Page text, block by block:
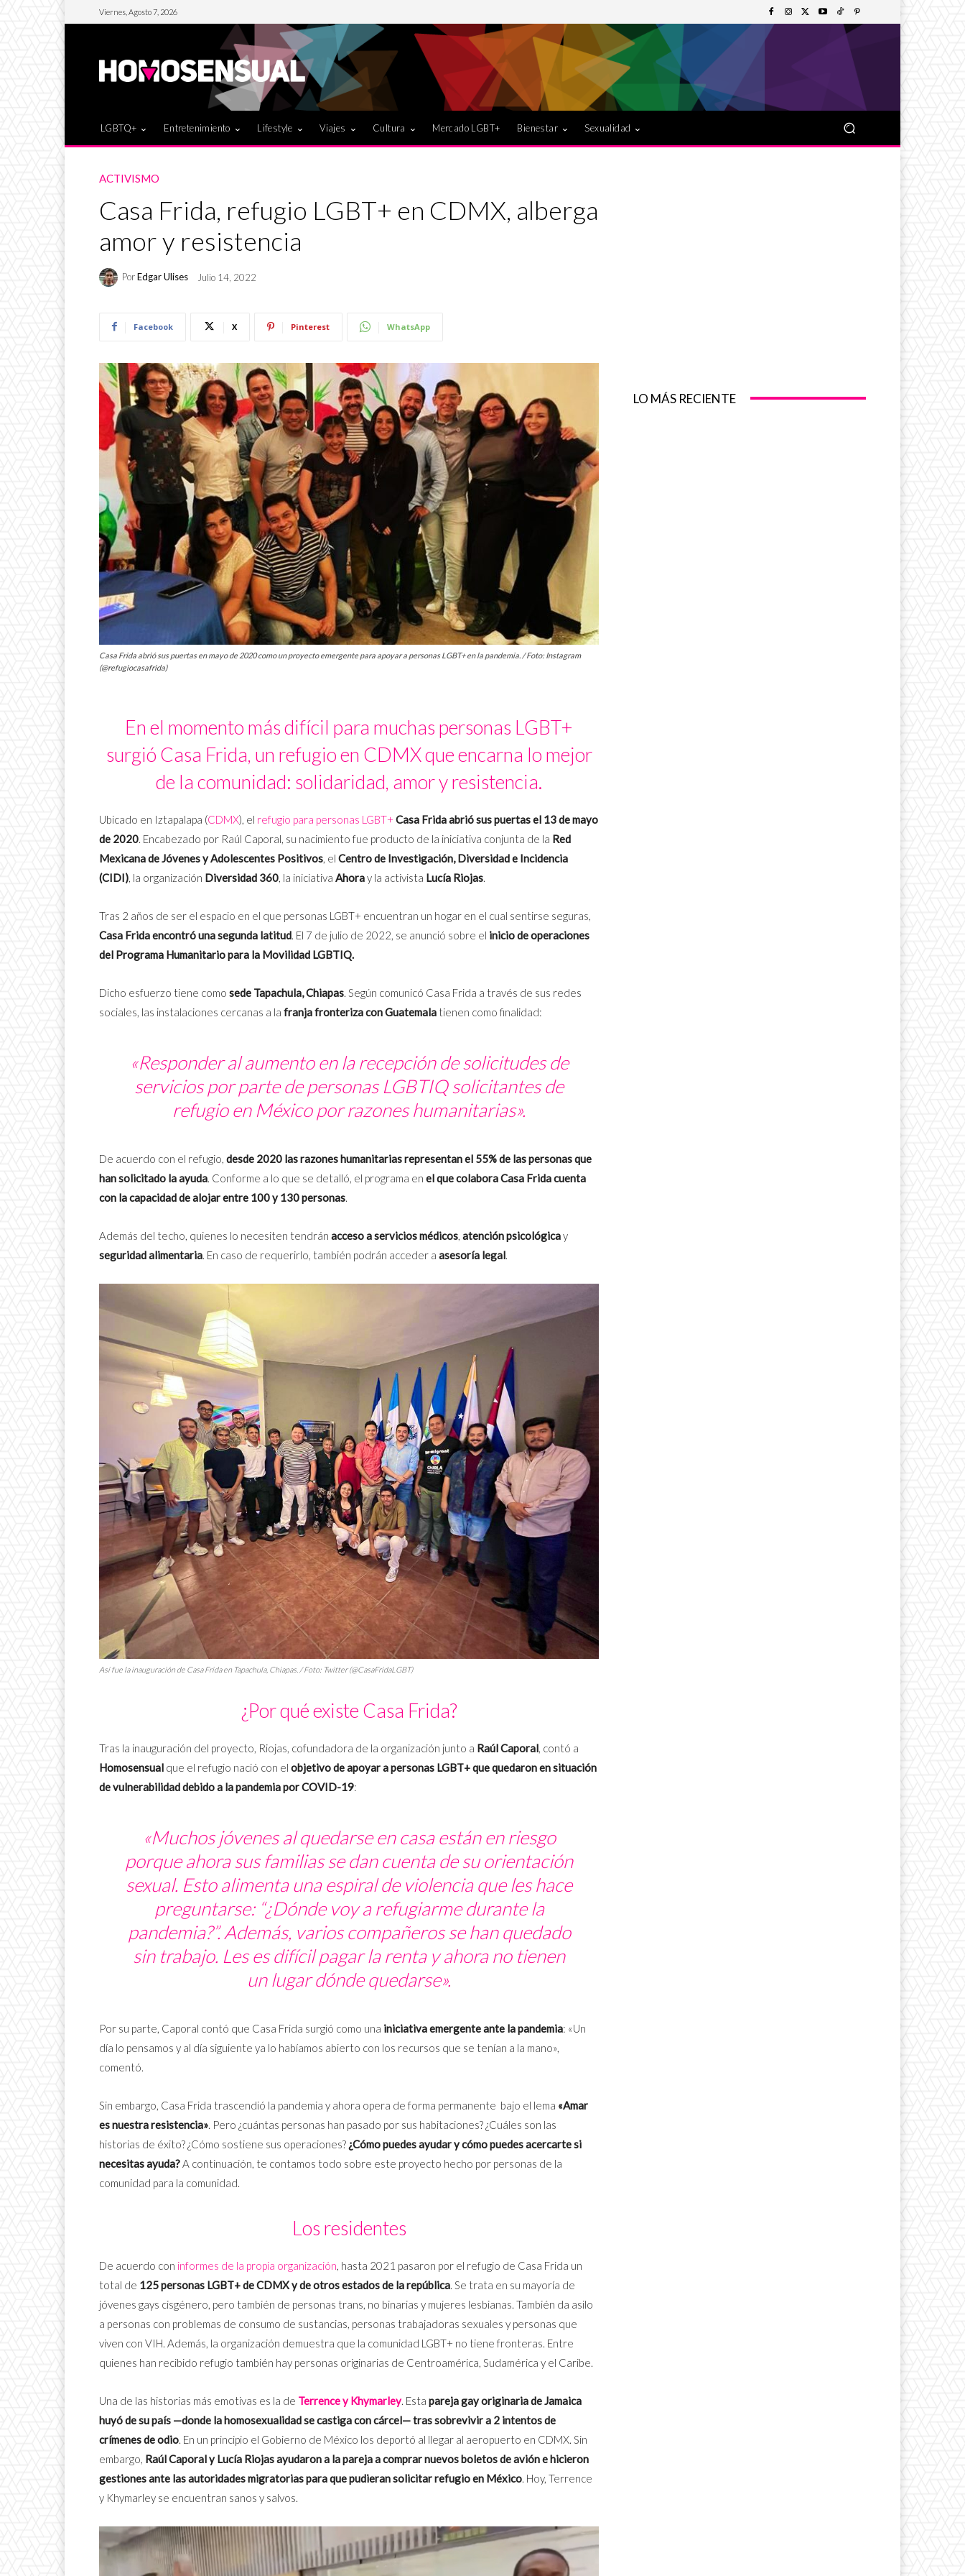
Viernes, Agosto 7, 2026
LGBTQ+ Entretenimiento Lifestyle Viajes Cultura Mercado LGBT+ Bienestar Sexualidad
ACTIVISMO
Casa Frida, refugio LGBT+ en CDMX, alberga
amor y resistencia
PorEdgar Ulises Julio 14, 2022
Facebook X Pinterest WhatsApp
Casa Frida abrió sus puertas en mayo de 2020 como un proyecto emergente para apoyar a personas LGBT+ en la pandemia. / Foto: Instagram
(@refugiocasafrida)
En el momento más difícil para muchas personas LGBT+
surgió Casa Frida, un refugio en CDMX que encarna lo mejor
de la comunidad: solidaridad, amor y resistencia.
Ubicado en Iztapalapa (CDMX), el refugio para personas LGBT+ Casa Frida abrió sus puertas el 13 de mayo
de 2020. Encabezado por Raúl Caporal, su nacimiento fue producto de la iniciativa conjunta de la Red
Mexicana de Jóvenes y Adolescentes Positivos, el Centro de Investigación, Diversidad e Incidencia
(CIDI), la organización Diversidad 360, la iniciativa Ahoray la activista Lucía Riojas.
Tras 2 años de ser el espacio en el que personas LGBT+ encuentran un hogar en el cual sentirse seguras,
Casa Frida encontró una segunda latitud. El 7 de julio de 2022, se anunció sobre el inicio de operaciones
del Programa Humanitario para la Movilidad LGBTIQ.
Dicho esfuerzo tiene como sede Tapachula, Chiapas. Según comunicó Casa Frida a través de sus redes
sociales, las instalaciones cercanas a la franja fronteriza con Guatemala tienen como finalidad:
«Responder al aumento en la recepción de solicitudes de
serviciospor parte de personas LGBTIQ solicitantes de
refugio en México por razones humanitarias».
De acuerdo con el refugio, desde 2020 las razones humanitarias representan el 55% de las personas que
han solicitado la ayuda. Conforme a lo que se detalló, el programa en el que colabora Casa Frida cuenta
con la capacidad de alojar entre 100 y 130 personas.
Además del techo, quienes lo necesiten tendrán acceso a servicios médicos, atención psicológicay
seguridad alimentaria. En caso de requerirlo, también podrán acceder a asesoría legal.
Así fue la inauguración de Casa Frida en Tapachula, Chiapas. / Foto: Twitter (@CasaFridaLGBT)
¿Por qué existe Casa Frida?
Tras la inauguración del proyecto, Riojas, cofundadora de la organización junto a Raúl Caporal, contó a
Homosensual que el refugio nació con el objetivo de apoyar a personas LGBT+ que quedaron en situación
de vulnerabilidad debido a la pandemia por COVID-19:
«Muchos jóvenes al quedarse en casa están en riesgo
porque ahora sus familias se dan cuenta de su orientación
sexual. Esto alimenta una espiral de violencia que les hace
preguntarse: “¿Dónde voy a refugiarme durante la
pandemia?”. Además, varios compañeros se han quedado
sin trabajo. Les es difícil pagar la renta y ahora no tienen
un lugar dónde quedarse».
Por su parte, Caporal contó que Casa Frida surgió como una iniciativa emergente ante la pandemia: «Un
día lo pensamos y al día siguiente ya lo habíamos abierto con los recursos que se tenían a la mano»,
comentó.
Sin embargo, Casa Frida trascendió la pandemia y ahora opera de forma permanente bajo el lema «Amar
es nuestra resistencia». Pero ¿cuántas personas han pasado por sus habitaciones? ¿Cuáles son las
historias de éxito? ¿Cómo sostiene sus operaciones? ¿Cómo puedes ayudar y cómo puedes acercarte si
necesitas ayuda?A continuación, te contamos todo sobre este proyecto hecho por personas de la
comunidad para la comunidad.
Los residentes
De acuerdo con informes de la propia organización, hasta 2021 pasaron por el refugio de Casa Frida un
total de 125 personas LGBT+ de CDMX y de otros estados de la república. Se trata en su mayoría de
jóvenes gays cisgénero, pero también de personas trans, no binarias y mujeres lesbianas. También da asilo
a personas con problemas de consumo de sustancias, personas trabajadoras sexuales y personas que
viven con VIH. Además, la organización demuestra que la comunidad LGBT+ no tiene fronteras. Entre
quienes han recibido refugio también hay personas originarias de Centroamérica, Sudamérica y el Caribe.
Una de las historias más emotivas es la de Terrence y Khymarley. Esta pareja gay originaria de Jamaica
huyó de su país —donde la homosexualidad se castiga con cárcel— tras sobrevivir a 2 intentos de
crímenes de odio. En un principio el Gobierno de México los deportó al llegar al aeropuerto en CDMX. Sin
embargo, Raúl Caporal y Lucía Riojas ayudaron a la pareja a comprar nuevos boletos de avión e hicieron
gestiones ante las autoridades migratorias para que pudieran solicitar refugio en México. Hoy, Terrence
y Khymarley se encuentran sanos y salvos.
LO MÁS RECIENTE